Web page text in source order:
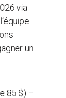
via
un
85 $) –